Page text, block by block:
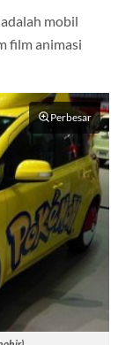
mobil
film animasi
Perbesar